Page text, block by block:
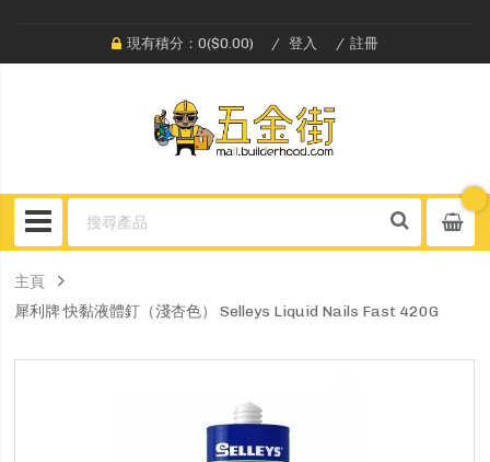
現有積分：0($0.00) 登入 註冊
主頁
犀利牌 快黏液體釘（淺杏色） Selleys Liquid Nails Fast 420G